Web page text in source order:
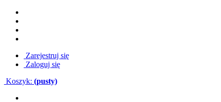
Zarejestruj się
Zaloguj się
Koszyk: (pusty)